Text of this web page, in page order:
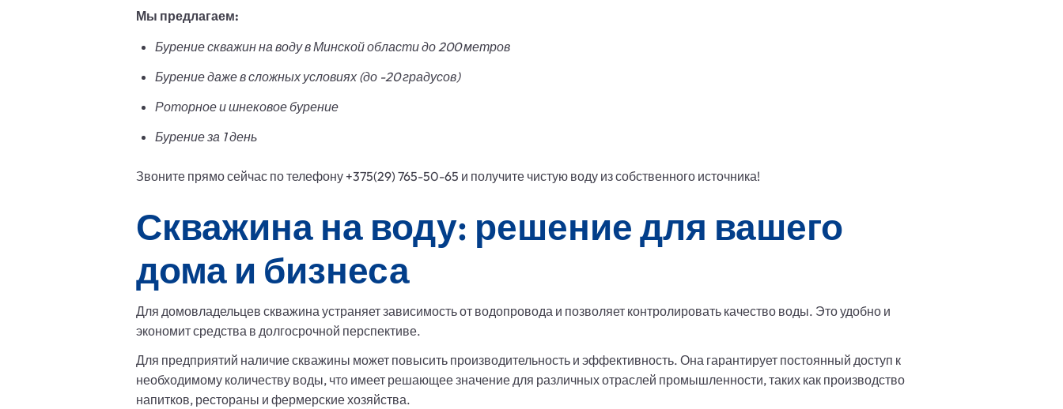
Мы предлагаем:
Бурение скважин на воду в Минской области до 200 метров
Бурение даже в сложных условиях (до -20 градусов)
Роторное и шнековое бурение
Бурение за 1 день
Звоните прямо сейчас по телефону +375(29) 765-50-65 и получите чистую воду из собственного источника!
Скважина на воду: решение для вашего
дома и бизнеса
Для домовладельцев скважина устраняет зависимость от водопровода и позволяет контролировать качество воды. Это удобно и
экономит средства в долгосрочной перспективе.
Для предприятий наличие скважины может повысить производительность и эффективность. Она гарантирует постоянный доступ к
необходимому количеству воды, что имеет решающее значение для различных отраслей промышленности, таких как производство
напитков, рестораны и фермерские хозяйства.